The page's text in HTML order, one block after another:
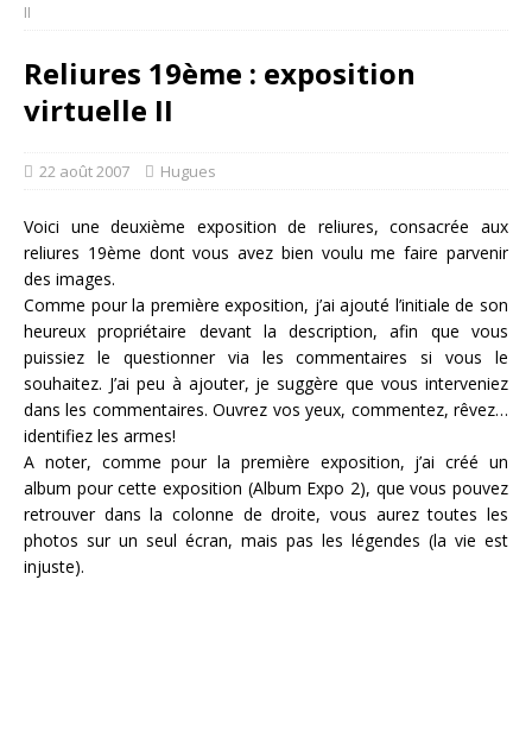
II
Reliures 19ème : exposition
virtuelle II
22 août 2007 Hugues
Voici une deuxième exposition de reliures, consacrée aux
reliures 19ème dont vous avez bien voulu me faire parvenir
des images.
Comme pour la première exposition, j’ai ajouté l’initiale de son
heureux propriétaire devant la description, afin que vous
puissiez le questionner via les commentaires si vous le
souhaitez. J’ai peu à ajouter, je suggère que vous interveniez
dans les commentaires. Ouvrez vos yeux, commentez, rêvez…
identifiez les armes!
A noter, comme pour la première exposition, j’ai créé un
album pour cette exposition (Album Expo 2), que vous pouvez
retrouver dans la colonne de droite, vous aurez toutes les
photos sur un seul écran, mais pas les légendes (la vie est
injuste).